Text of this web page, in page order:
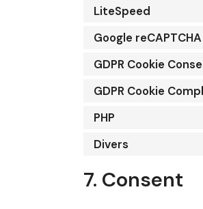
LiteSpeed
Google reCAPTCHA
GDPR Cookie
GDPR Cookie
PHP
Divers
7. Consent